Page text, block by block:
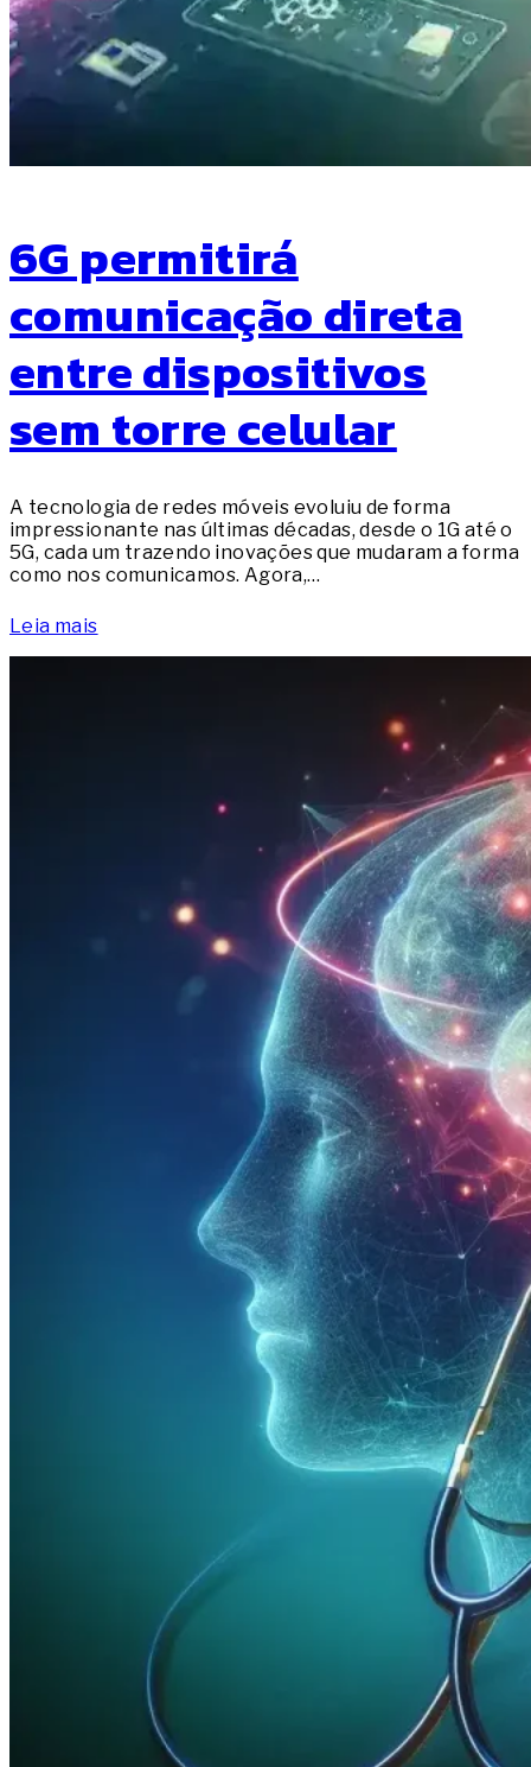
6G permitirá
comunicação direta
entre dispositivos
sem torre celular
A tecnologia de redes móveis evoluiu de forma
impressionante nas últimas décadas, desde o 1G até o
5G, cada um trazendo inovações que mudaram a forma
como nos comunicamos. Agora,…
Leia mais